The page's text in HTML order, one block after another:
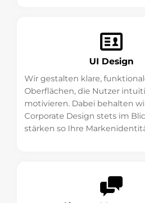
UI Design
Wir gestalten klare,
Oberflächen, die Nutzer
motivieren. Dabei behalten
Corporate Design stets im
stärken so Ihre